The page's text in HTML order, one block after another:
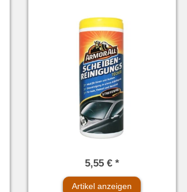
5,55 € *
Artikel anzeigen